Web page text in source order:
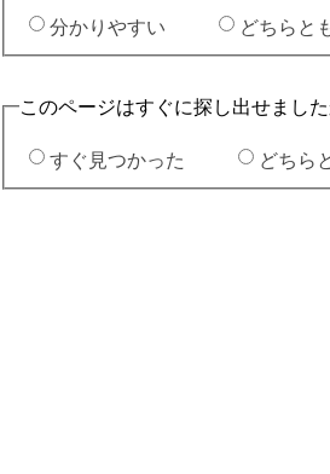
分かりやすい
どちらと
このページはすぐに探し出せまし
すぐ見つかった
どちら